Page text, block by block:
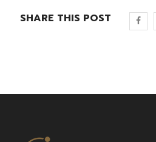
SHARE THIS POST